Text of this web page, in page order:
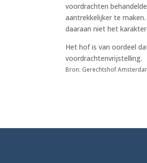
voordrachten
aantrekkelijker te
daaraan niet het
Het hof is van oordeel
voordrachtenvrijstelling.
Bron: Gerechtshof